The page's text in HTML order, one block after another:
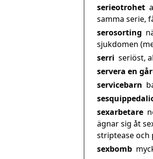
serieotrohet
samma serie,
serosorting
sjukdomen
serri seriöst,
servera en
servicebarn
sexarbetare
ägnar sig åt
striptease
sexbomb